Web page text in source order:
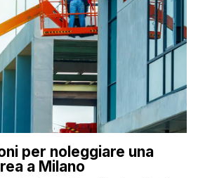
per noleggiare una
a Milano